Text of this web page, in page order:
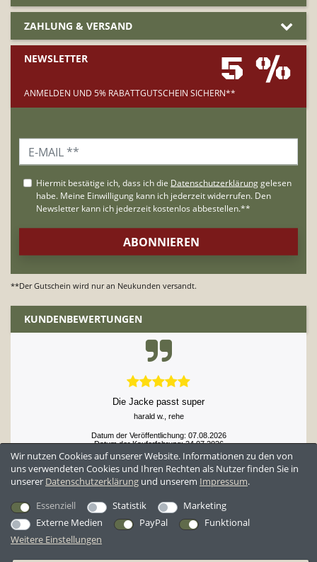
ZAHLUNG & VERSAND
NEWSLETTER 5 %
ANMELDEN UND 5% RABATTGUTSCHEIN SICHERN**
**Der Gutschein wird nur an Neukunden versandt.
KUNDENBEWERTUNGEN
Die Jacke passt super
harald w., rehe
Datum der Veröffentlichung: 07.08.2026
Datum der Kauferfahrung: 24.07.2026
Wir nutzen Cookies auf unserer Website. Informationen zu den von
uns verwendeten Cookies und Ihren Rechten als Nutzer finden Sie in
unserer Daten­schutz­erklärung und unserem Impressum.
Essenziell
Statistik
Marketing
Externe Medien
PayPal
Funktional
Weitere Einstellungen